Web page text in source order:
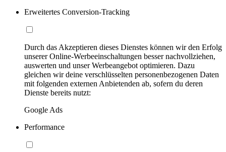
Erweitertes Conversion-Tracking
Durch das Akzeptieren dieses Dienstes können wir den Erfolg
unserer Online-Werbeeinschaltungen besser nachvollziehen,
auswerten und unser Werbeangebot optimieren. Dazu
gleichen wir deine verschlüsselten personenbezogenen Daten
mit folgenden externen Anbietenden ab, sofern du deren
Dienste bereits nutzt:
Google Ads
Performance